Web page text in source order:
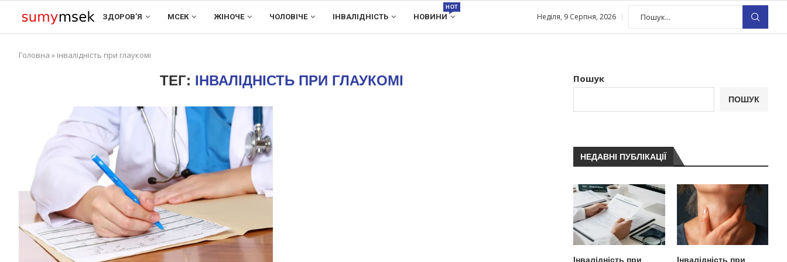
ЗДОРОВ’Я МСЕК ЖІНОЧЕ ЧОЛОВІЧЕ ІНВАЛІДНІСТЬ НОВИНИ
HOT
Неділя, 9 Серпня, 2026
Головна » інвалідність при глаукомі
ТЕГ: ІНВАЛІДНІСТЬ ПРИ ГЛАУКОМІ Пошук
ПОШУК
НЕДАВНІ ПУБЛІКАЦІЇ
Інвалідність при Інвалідність при